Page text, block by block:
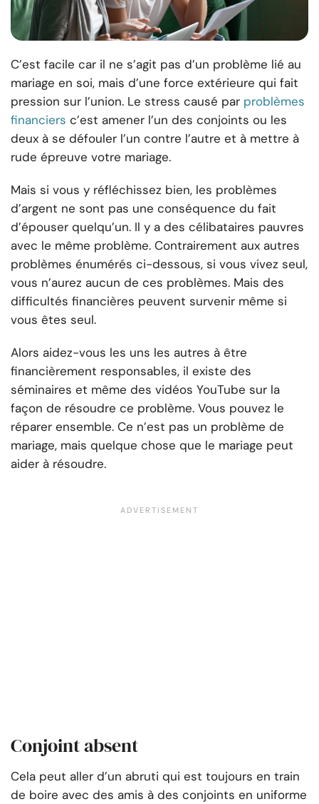
C’est facile car il ne s’agit pas d’un problème lié au
mariage en soi, mais d’une force extérieure qui fait
pression sur l’union. Le stress causé par problèmes
financiers c’est amener l’un des conjoints ou les
deux à se défouler l’un contre l’autre et à mettre à
rude épreuve votre mariage.
Mais si vous y réfléchissez bien, les problèmes
d’argent ne sont pas une conséquence du fait
d’épouser quelqu’un. Il y a des célibataires pauvres
avec le même problème. Contrairement aux autres
problèmes énumérés ci-dessous, si vous vivez seul,
vous n’aurez aucun de ces problèmes. Mais des
difficultés financières peuvent survenir même si
vous êtes seul.
Alors aidez-vous les uns les autres à être
financièrement responsables, il existe des
séminaires et même des vidéos YouTube sur la
façon de résoudre ce problème. Vous pouvez le
réparer ensemble. Ce n’est pas un problème de
mariage, mais quelque chose que le mariage peut
aider à résoudre.
Conjoint absent
Cela peut aller d’un abruti qui est toujours en train
de boire avec des amis à des conjoints en uniforme